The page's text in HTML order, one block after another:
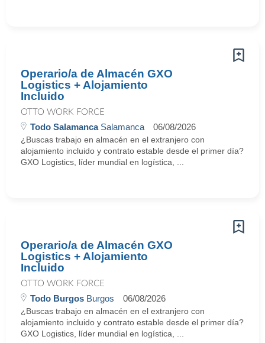
Operario/a de Almacén GXO
Logistics + Alojamiento
Incluido
OTTO WORK FORCE
Todo SalamancaSalamanca 06/08/2026
¿Buscas trabajo en almacén en el extranjero con
alojamiento incluido y contrato estable desde el primer día?
GXO Logistics, líder mundial en logística, ...
Operario/a de Almacén GXO
Logistics + Alojamiento
Incluido
OTTO WORK FORCE
Todo Burgos Burgos 06/08/2026
¿Buscas trabajo en almacén en el extranjero con
alojamiento incluido y contrato estable desde el primer día?
GXO Logistics, líder mundial en logística, ...